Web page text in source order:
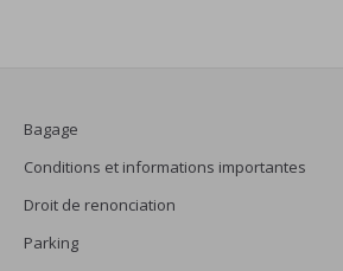
Bagage
Conditions et informations importantes
Droit de renonciation
Parking